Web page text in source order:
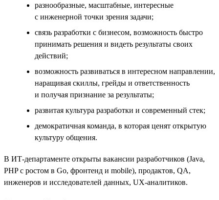
разнообразные, масштабные, интересные
с инженерной точки зрения задачи;
связь разработки с бизнесом, возможность быстро
принимать решения и видеть результаты своих
действий;
возможность развиваться в интересном направлении,
наращивая скиллы, грейды и ответственность
и получая признание за результаты;
развитая культура разработки и современный стек;
демократичная команда, в которая ценят открытую
культуру общения.
В ИТ-департаменте открыты вакансии разработчиков (Java,
PHP с ростом в Go, фронтенд и mobile), продактов, QA,
инженеров и исследователей данных, UX-аналитиков.